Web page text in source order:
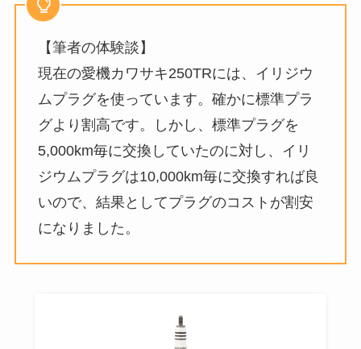
【筆者の体験談】
現在の愛機カワサキ250TRには、イリジウ
ムプラグを使っています。確かに標準プラ
グより割高です。しかし、標準プラグを
5,000km毎に交換していたのに対し、イリ
ジウムプラグは10,000km毎に交換すれば良
いので、結果としてプラグのコストが割安
になりました。